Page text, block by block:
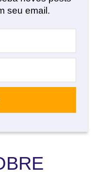
seu email.